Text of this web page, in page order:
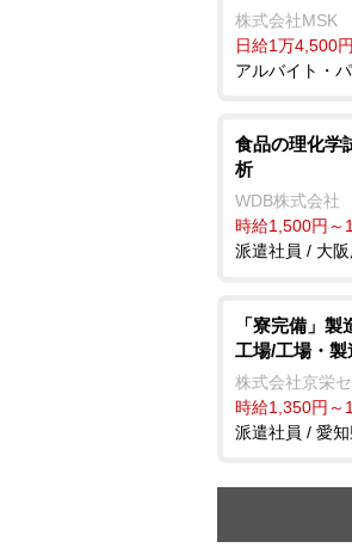
株式会社MSK
日給1万4,500
アルバイト・
食品の理化学
析
WDB株式会社
時給1,500円～
派遣社員 / 大
「寮完備」
工場/工場・製
株式会社京栄
時給1,350円～
派遣社員 / 愛知